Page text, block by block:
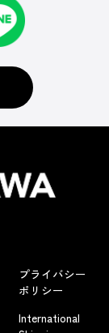
プライバシー
ポリシー
International